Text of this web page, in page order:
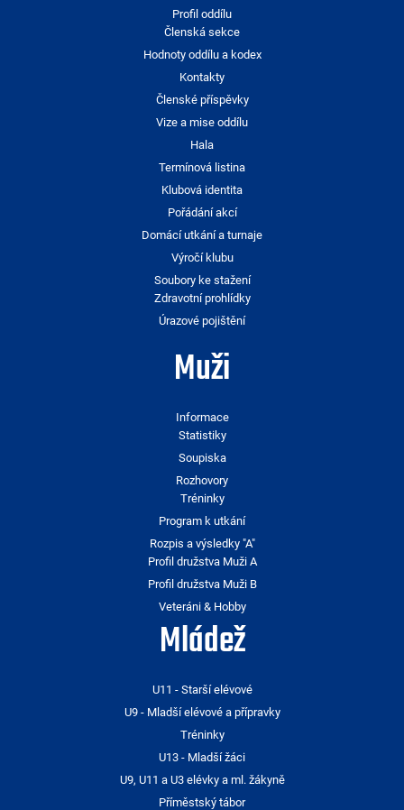
Profil oddílu
Členská sekce
Hodnoty oddílu a kodex
Kontakty
Členské příspěvky
Vize a mise oddílu
Hala
Termínová listina
Klubová identita
Pořádání akcí
Domácí utkání a turnaje
Výročí klubu
Soubory ke stažení
Zdravotní prohlídky
Úrazové pojištění
Muži
Informace
Statistiky
Soupiska
Rozhovory
Tréninky
Program k utkání
Rozpis a výsledky "A"
Profil družstva Muži A
Profil družstva Muži B
Veteráni & Hobby
Mládež
U11 - Starší elévové
U9 - Mladší elévové a přípravky
Tréninky
U13 - Mladší žáci
U9, U11 a U3 elévky a ml. žákyně
Příměstský tábor